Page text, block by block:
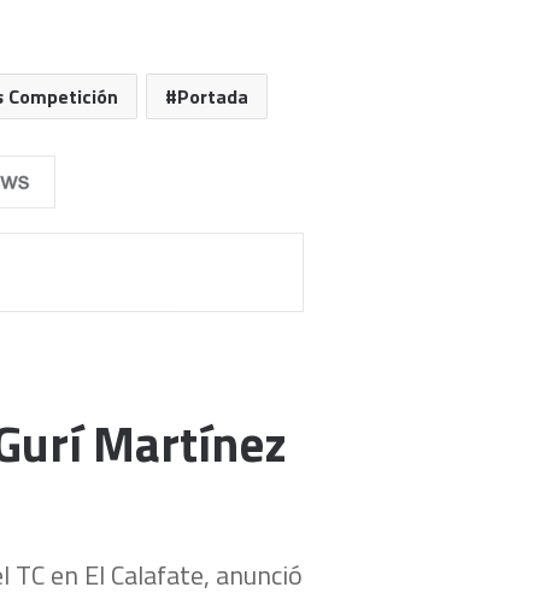
Competición Portada